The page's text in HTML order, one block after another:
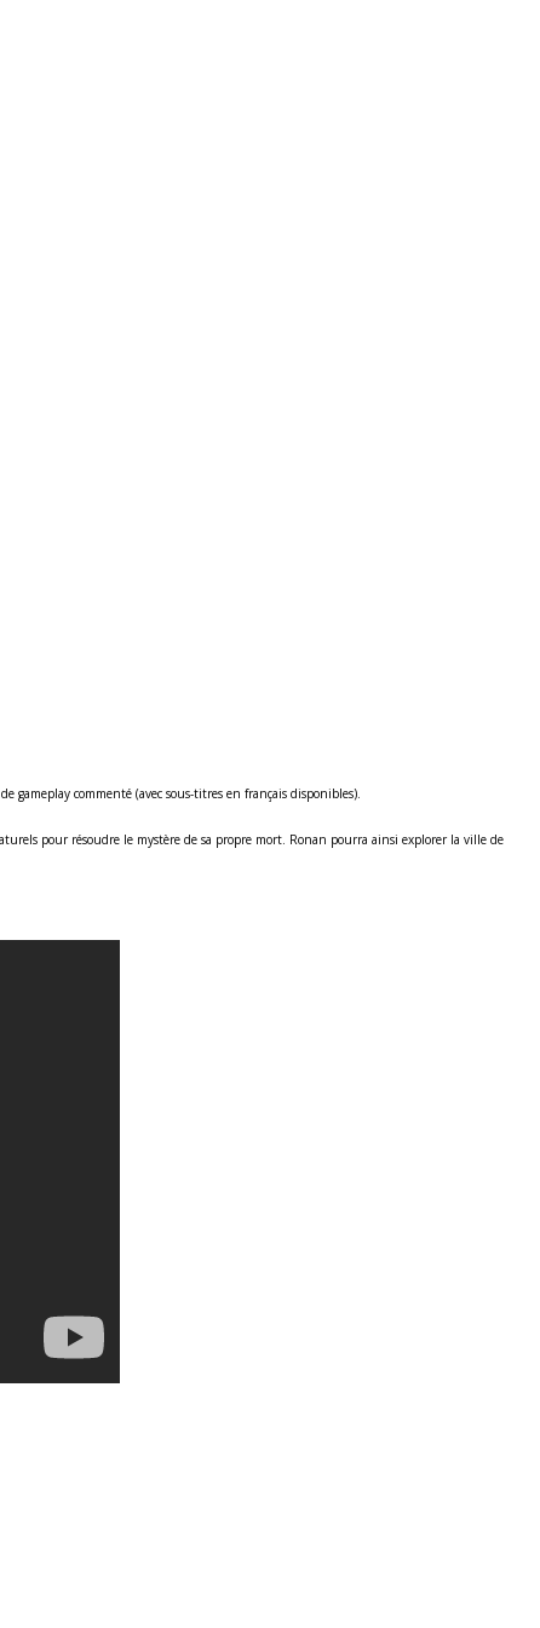
commenté (avec sous-titres en français disponibles).
pour résoudre le mystère de sa propre mort. Ronan pourra ainsi explorer la ville de